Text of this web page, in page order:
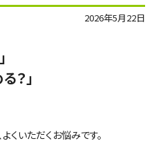
2026年5月22日
？」
くいただくお悩みです。